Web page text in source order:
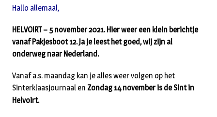
Hallo allemaal,
HELVOIRT – 5 november 2021. Hier weer een klein berichtje
vanaf Pakjesboot 12. Ja je leest het goed, wij zijn al
onderweg naar Nederland.
Vanaf a.s. maandag kan je alles weer volgen op het
Sinterklaasjournaal en Zondag 14 november is de Sint in
Helvoirt.